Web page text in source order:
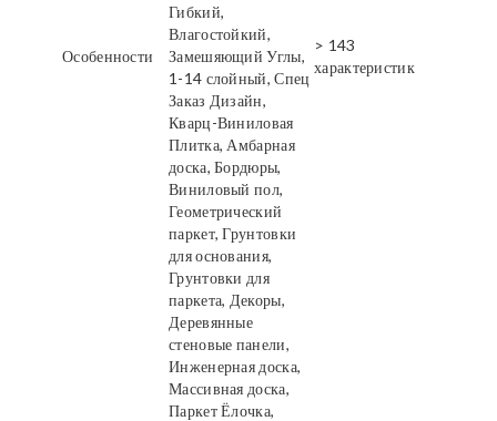
Особенности
Гибкий,
Влагостойкий,
Замешяющий Углы,
1-14 слойный, Спец
Заказ Дизайн,
> 143
характеристик
Кварц-Виниловая
Плитка, Амбарная
доска, Бордюры,
Виниловый пол,
Геометрический
паркет, Грунтовки
для основания,
Грунтовки для
паркета, Декоры,
Деревянные
стеновые панели,
Инженерная доска,
Массивная доска,
Паркет Ёлочка,